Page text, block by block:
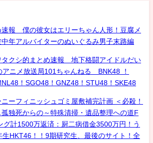
速報 僕の彼女はエリーちゃん人形！豆腐メ
年アルバイターのぬいぐるみ男子末路編
クシ的まとめ速報 地下格闘アイドルだい
ニメ放送局101ちゃんねる BNK48 ！
！SGO48！GNZ48！STU48！SKE48
ーフィニッシュゴミ屋敷補完計画 ＜必殺！
独死からの～特殊清掃・遺品整理への道F
グ計1500万返済：厨二病借金3500万円！う
HKT46！！9期研究生、最後のサイト！全